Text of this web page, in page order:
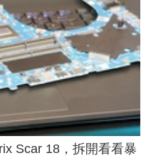
Scar 18，拆開看看暴